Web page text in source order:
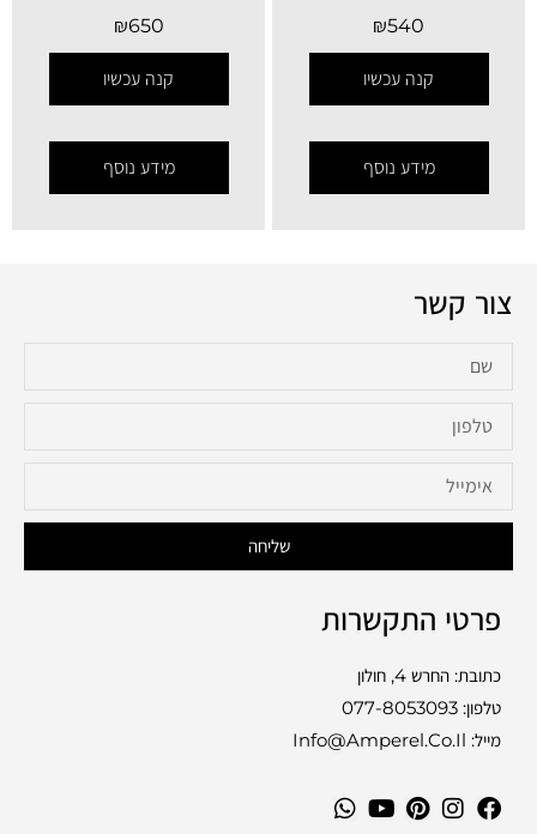
₪540
קנה עכשיו
מידע נוסף
₪650
קנה עכשיו
מידע נוסף
צור קשר
שליחה
פרטי התקשרות
כתובת: החרש 4, חולון
טלפון: 077-8053093
מייל: Info@amperel.co.il